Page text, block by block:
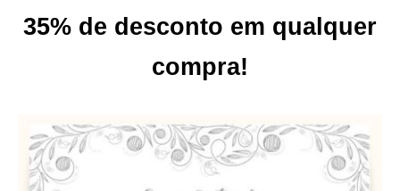
35% de desconto em qualquer
compra!